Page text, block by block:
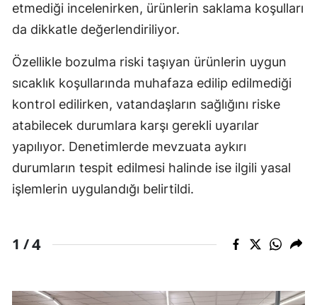
etmediği incelenirken, ürünlerin saklama koşulları
da dikkatle değerlendiriliyor.
Özellikle bozulma riski taşıyan ürünlerin uygun
sıcaklık koşullarında muhafaza edilip edilmediği
kontrol edilirken, vatandaşların sağlığını riske
atabilecek durumlara karşı gerekli uyarılar
yapılıyor. Denetimlerde mevzuata aykırı
durumların tespit edilmesi halinde ise ilgili yasal
işlemlerin uygulandığı belirtildi.
1 /4